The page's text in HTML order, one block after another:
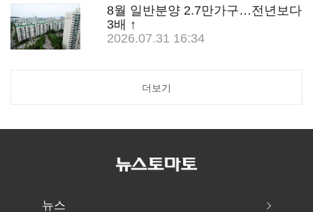
8월 일반분양 2.7만가구…전년보다
3배 ↑
2026.07.31 16:34
더보기
뉴스